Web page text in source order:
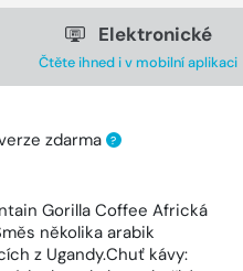
Elektronické
Čtěte ihned i v mobilní aplikaci
zdarma ?
Gorilla Coffee Africká
několika arabik
z Ugandy.Chuť kávy: